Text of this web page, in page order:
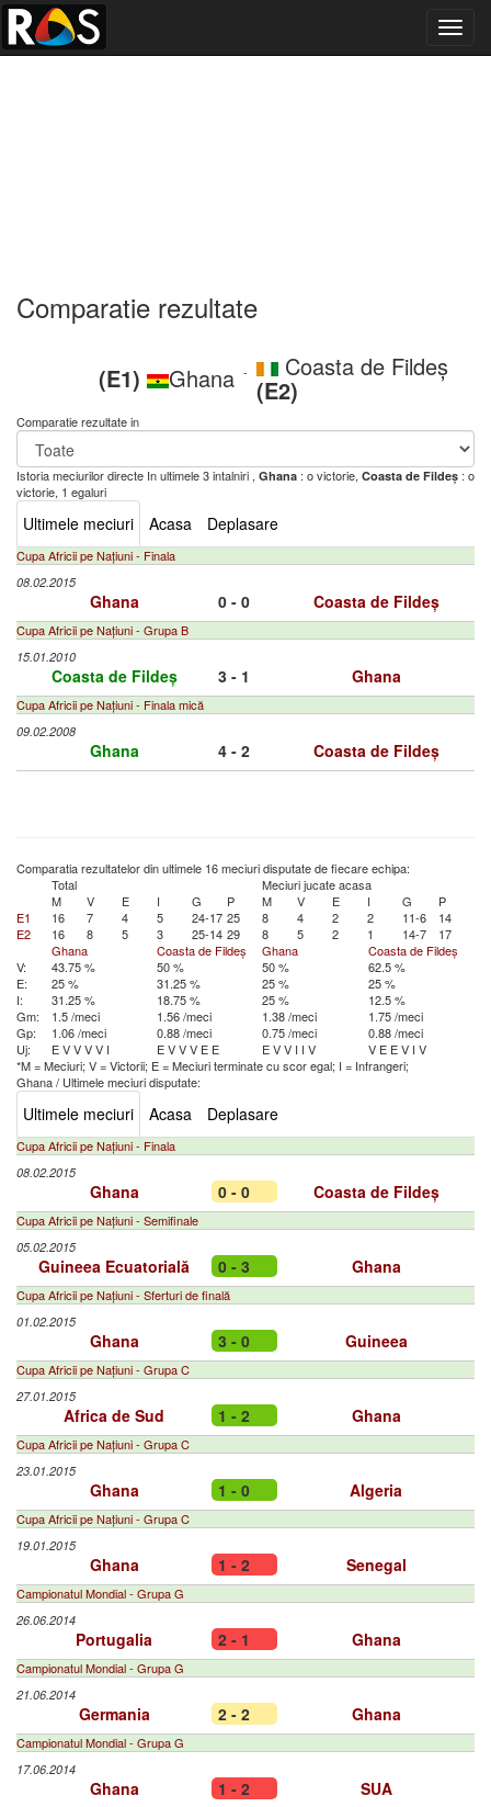
Comparatie rezultate
(E1) Ghana - Coasta de Fildeș
(E2)
Comparatie rezultate in
Istoria meciurilor directe In ultimele 3 intalniri , Ghana : o victorie, Coasta de Fildeș : o
victorie, 1 egaluri
Ultimele meciuri Acasa Deplasare
Cupa Africii pe Națiuni - Finala
08.02.2015
Ghana 0 - 0 Coasta de Fildeș
Cupa Africii pe Națiuni - Grupa B
15.01.2010
Coasta de Fildeș 3 - 1 Ghana
Cupa Africii pe Națiuni - Finala mică
09.02.2008
Ghana 4 - 2 Coasta de Fildeș
Comparatia rezultatelor din ultimele 16 meciuri disputate de fiecare echipa:
Total
Meciuri jucate acasa
M
V E I G P M V E I G
P
E1
16 7 4 5 24-17 25 8 4 2 2 11-6
14
E2
16 8 5 3 25-14 29 8 5 2 1 14-7
17
Ghana
Coasta de Fildeș Ghana
Coasta de Fildeș
V:
43.75 % 50 % 50 %
62.5 %
E:
25 % 31.25 % 25 %
25 %
I:
31.25 % 18.75 % 25 %
12.5 %
Gm:
1.5 /meci 1.56 /meci 1.38 /meci
1.75 /meci
Gp:
1.06 /meci 0.88 /meci 0.75 /meci
0.88 /meci
Uj:
EVVVV I EVVV E E EVV I I V V E EV I V
*M = Meciuri; V = Victorii; E = Meciuri terminate cu scor egal; I = Infrangeri;
Ghana/ Ultimele meciuri disputate:
Ultimele meciuri Acasa Deplasare
Cupa Africii pe Națiuni - Finala
08.02.2015
Ghana 0 - 0 Coasta de Fildeș
Cupa Africii pe Națiuni - Semifinale
05.02.2015
Guineea Ecuatorială 0 - 3 Ghana
Cupa Africii pe Națiuni - Sferturi de finală
01.02.2015
Ghana 3 - 0 Guineea
Cupa Africii pe Națiuni - Grupa C
27.01.2015
Africa de Sud 1 - 2 Ghana
Cupa Africii pe Națiuni - Grupa C
23.01.2015
Ghana 1 - 0 Algeria
Cupa Africii pe Națiuni - Grupa C
19.01.2015
Ghana 1 - 2 Senegal
Campionatul Mondial - Grupa G
26.06.2014
Portugalia 2 - 1 Ghana
Campionatul Mondial - Grupa G
21.06.2014
Germania 2 - 2 Ghana
Campionatul Mondial - Grupa G
17.06.2014
Ghana 1 - 2 SUA